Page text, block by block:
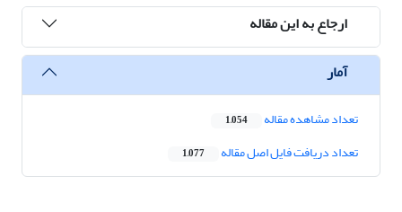
ارجاع به این مقاله
آمار
تعداد مشاهده مقاله 1,054
تعداد دریافت فایل اصل مقاله 1,077